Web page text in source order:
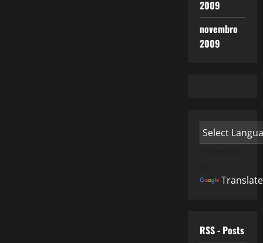
2009
novembro
2009
Translate
RSS - Posts